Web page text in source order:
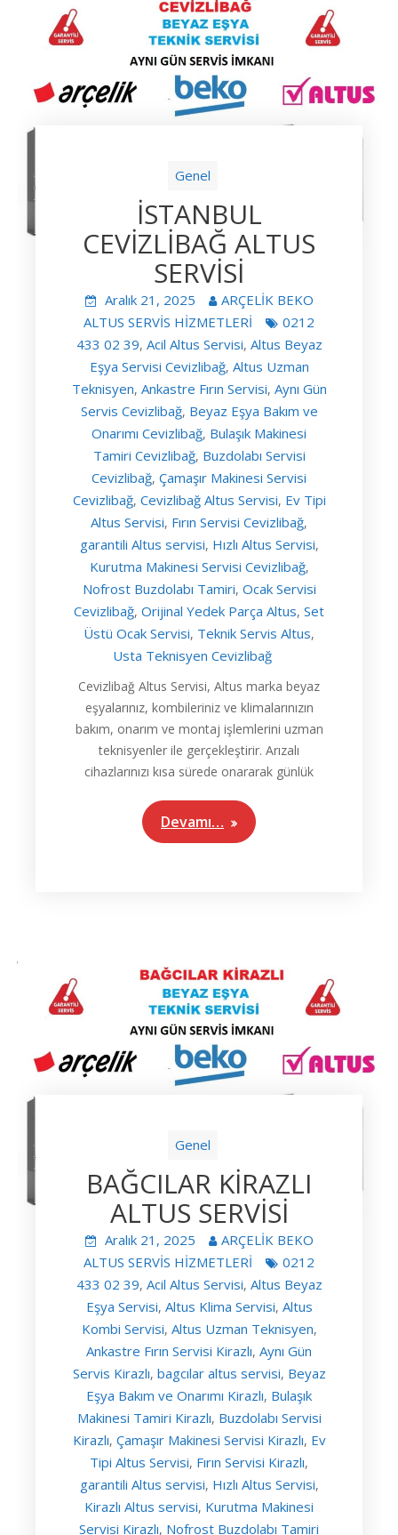
Genel
İSTANBUL
CEVİZLİBAĞ ALTUS
SERVİSİ
Aralık 21, 2025
ARÇELİK BEKO
ALTUS SERVİS HİZMETLERİ
0212
433 02 39, Acil Altus Servisi, Altus Beyaz
Eşya Servisi Cevizlibağ, Altus Uzman
Teknisyen, Ankastre Fırın Servisi, Aynı Gün
Servis Cevizlibağ, Beyaz Eşya Bakım ve
Onarımı Cevizlibağ, Bulaşık Makinesi
Tamiri Cevizlibağ, Buzdolabı Servisi
Cevizlibağ, Çamaşır Makinesi Servisi
Cevizlibağ, Cevizlibağ Altus Servisi, Ev Tipi
Altus Servisi, Fırın Servisi Cevizlibağ,
garantili Altus servisi, Hızlı Altus Servisi,
Kurutma Makinesi Servisi Cevizlibağ,
Nofrost Buzdolabı Tamiri, Ocak Servisi
Cevizlibağ, Orijinal Yedek Parça Altus, Set
Üstü Ocak Servisi, Teknik Servis Altus,
Usta Teknisyen Cevizlibağ
Cevizlibağ Altus Servisi, Altus marka beyaz
eşyalarınız, kombileriniz ve klimalarınızın
bakım, onarım ve montaj işlemlerini uzman
teknisyenler ile gerçekleştirir. Arızalı
cihazlarınızı kısa sürede onararak günlük
Devamı…
Genel
BAĞCILAR KİRAZLI
ALTUS SERVİSİ
Aralık 21, 2025
ARÇELİK BEKO
ALTUS SERVİS HİZMETLERİ
0212
433 02 39, Acil Altus Servisi, Altus Beyaz
Eşya Servisi, Altus Klima Servisi, Altus
Kombi Servisi, Altus Uzman Teknisyen,
Ankastre Fırın Servisi Kirazlı, Aynı Gün
Servis Kirazlı, bagcılar altus servisi, Beyaz
Eşya Bakım ve Onarımı Kirazlı, Bulaşık
Makinesi Tamiri Kirazlı, Buzdolabı Servisi
Kirazlı, Çamaşır Makinesi Servisi Kirazlı, Ev
Tipi Altus Servisi, Fırın Servisi Kirazlı,
garantili Altus servisi, Hızlı Altus Servisi,
Kirazlı Altus servisi, Kurutma Makinesi
Servisi Kirazlı, Nofrost Buzdolabı Tamiri